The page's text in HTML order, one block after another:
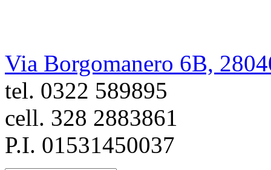
Via Borgomanero 6B,
tel. 0322 589895
cell. 328 2883861
P.I. 01531450037